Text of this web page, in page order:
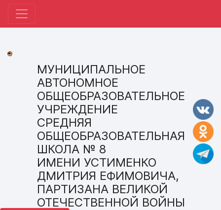
МУНИЦИПАЛЬНОЕ
АВТОНОМНОЕ
ОБЩЕОБРАЗОВАТЕЛЬНОЕ
УЧРЕЖДЕНИЕ
СРЕДНЯЯ
ОБЩЕОБРАЗОВАТЕЛЬНАЯ
ШКОЛА № 8
ИМЕНИ УСТИМЕНКО
ДМИТРИЯ ЕФИМОВИЧА,
ПАРТИЗАНА ВЕЛИКОЙ
ОТЕЧЕСТВЕННОЙ ВОЙНЫ